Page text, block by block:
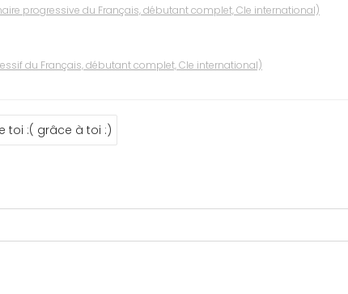
progressive du Français, débutant complet, Cle international)
du Français, débutant complet, Cle international)
toi :( grâce à toi :)